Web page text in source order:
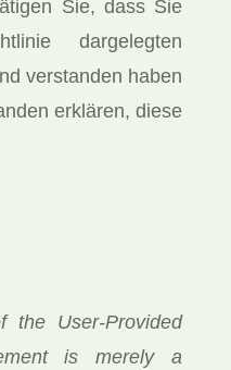
Sie, dass Sie
dargelegten
verstanden haben
erklären, diese
the User-Provided
is merely a